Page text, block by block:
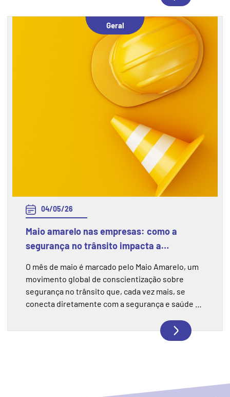
abastecidos, especialmente durante períodos do
ano em que as doações costumam diminuir. Mais
do que uma ação solidária, doar sangue é uma
forma de contribuir diretamente para o
atendimento de pacientes em hospitais,
emergências, cirurgias e tratamentos contínuos.
Geral
04/05/26
Maio amarelo nas empresas: como a
segurança no trânsito impacta a
O mês de maio é marcado pelo Maio Amarelo, um
movimento global de conscientização sobre
segurança no trânsito que, cada vez mais, se
conecta diretamente com a segurança e saúde no
aquelas que possuem frotas, motoristas ou
colaboradores que utilizam veículos no dia a dia,